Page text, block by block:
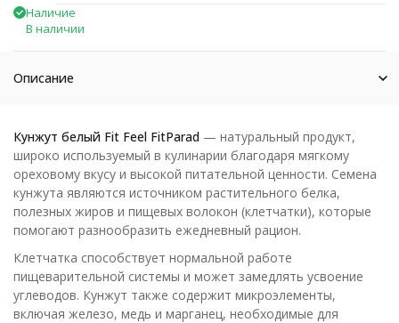
Наличие
В наличии
Описание
Кунжут белый Fit Feel FitParad — натуральный продукт,
широко используемый в кулинарии благодаря мягкому
ореховому вкусу и высокой питательной ценности. Семена
кунжута являются источником растительного белка,
полезных жиров и пищевых волокон (клетчатки), которые
помогают разнообразить ежедневный рацион.
Клетчатка способствует нормальной работе
пищеварительной системы и может замедлять усвоение
углеводов. Кунжут также содержит микроэлементы,
включая железо, медь и марганец, необходимые для